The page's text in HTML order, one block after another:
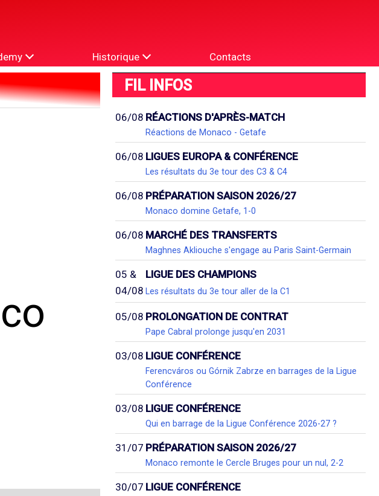
Historique Contacts
FIL INFOS
06/08 RÉACTIONS D'APRÈS-MATCH
Réactions de Monaco - Getafe
06/08 LIGUES EUROPA & CONFÉRENCE
Les résultats du 3e tour des C3 & C4
06/08 PRÉPARATION SAISON 2026/27
Monaco domine Getafe, 1-0
06/08 MARCHÉ DES TRANSFERTS
Maghnes Akliouche s'engage au Paris Saint-Germain
05 &
04/08
LIGUE DES CHAMPIONS
Les résultats du 3e tour aller de la C1
05/08 PROLONGATION DE CONTRAT
Pape Cabral prolonge jusqu'en 2031
03/08 LIGUE CONFÉRENCE
Ferencváros ou Górnik Zabrze en barrages de la Ligue
Conférence
03/08 LIGUE CONFÉRENCE
Qui en barrage de la Ligue Conférence 2026-27 ?
31/07 PRÉPARATION SAISON 2026/27
Monaco remonte le Cercle Bruges pour un nul, 2-2
30/07 LIGUE CONFÉRENCE